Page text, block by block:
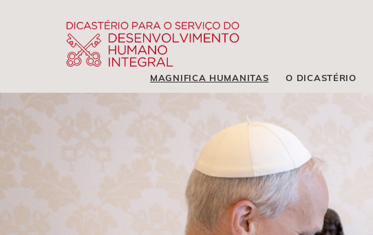
MAGNIFICA HUMANITAS O DICASTÉRIO